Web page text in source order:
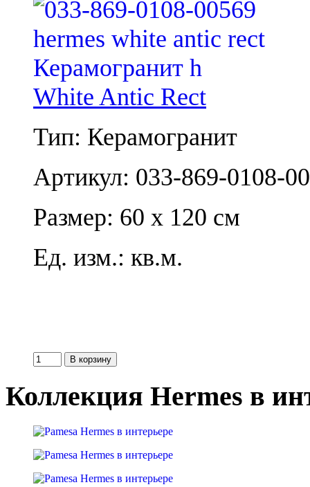
White Antic Rect
Тип: Керамогранит
Артикул: 033-869-0108-
Размер: 60 x 120 см
Ед. изм.: кв.м.
Коллекция Hermes в